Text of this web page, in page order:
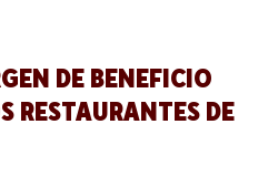
DE BENEFICIO
RESTAURANTES DE